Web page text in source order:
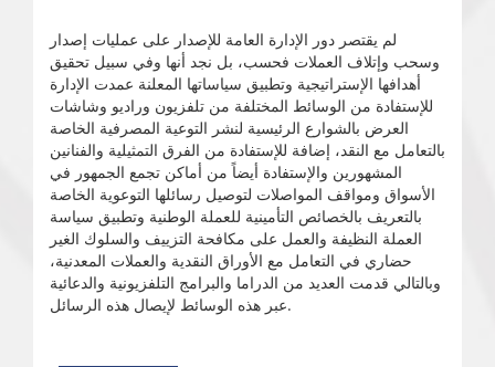
لم يقتصر دور الإدارة العامة للإصدار على عمليات إصدار
وسحب وإتلاف العملات فحسب، بل نجد أنها وفي سبيل تحقيق
أهدافها الإستراتيجية وتطبيق سياساتها المعلنة عمدت الإدارة
للإستفادة من الوسائط المختلفة من تلفزيون وراديو وشاشات
العرض بالشوارع الرئيسية لنشر التوعية المصرفية الخاصة
بالتعامل مع النقد، إضافة للإستفادة من الفرق التمثيلية والفنانين
المشهورين والإستفادة أيضاً من أماكن تجمع الجمهور في
الأسواق ومواقف المواصلات لتوصيل رسائلها التوعوية الخاصة
بالتعريف بالخصائص التأمينية للعملة الوطنية وتطبيق سياسة
العملة النظيفة والعمل على مكافحة التزييف والسلوك الغير
حضاري في التعامل مع الأوراق النقدية والعملات المعدنية،
وبالتالي قدمت العديد من الدراما والبرامج التلفزيونية والدعائية
عبر هذه الوسائط لإيصال هذه الرسائل.